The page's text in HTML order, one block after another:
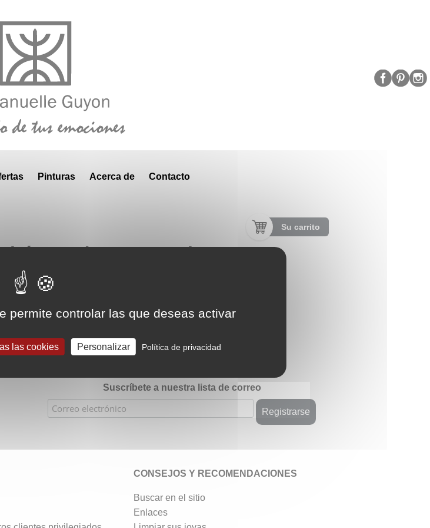
Pinturas Acerca de Contacto
Su carrito
búsqueda para "estima"
Suscríbete a nuestra lista de correo
CONSEJOS Y RECOMENDACIONES
Buscar en el sitio
Enlaces
permite controlar las que deseas activar
las cookies Personalizar Política de privacidad